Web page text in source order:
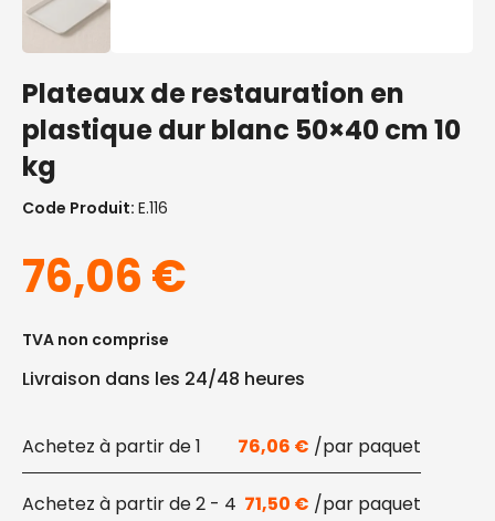
Plateaux de restauration en
plastique dur blanc 50×40 cm 10
kg
Code Produit: E.116
76,06€
TVA non comprise
Livraison dans les 24/48 heures
1 76,06 €
2 - 4 71,50 €